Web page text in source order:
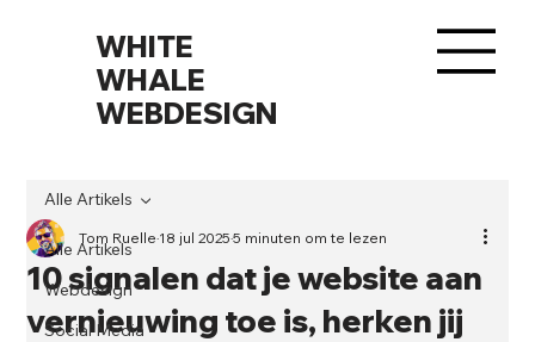
WHITE
WHALE
WEBDESIGN
Alle Artikels
Webdesign
Social Media
Alle Artikels
10 signalen dat je website aan
vernieuwing toe is, herken jij
Tom Ruelle18 jul 20255 minuten om te lezen